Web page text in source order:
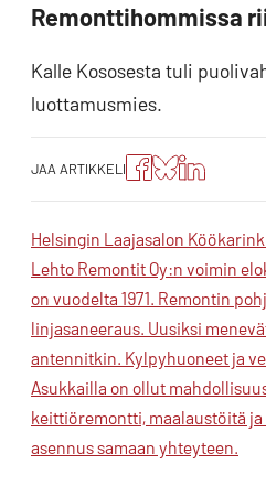
Remonttihommissa
Kalle Kososesta tuli
luottamusmies.
JAA ARTIKKELI
Jaa
artikkeli
Facebookissa
Jaa
artikkeli
Blueskyssa
Jako:
Jaa
artikkeli
Helsingin Laajasalon
Lehto Remontit Oy:n voimin
on vuodelta 1971. Remontin
linjasaneeraus. Uusiksi
antennitkin. Kylpyhuoneet ja
Asukkailla on ollut
keittiöremontti, maalaustöitä
asennus samaan yhteyteen.